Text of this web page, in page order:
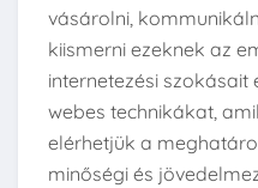
vásárolni,
kiismerni ezeknek az
internetezési
webes technikákat,
elérhetjük a
minőségi és